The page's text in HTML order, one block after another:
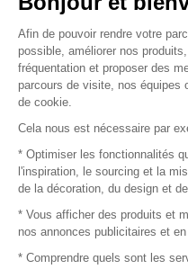
© 2016 –
Afin de pouvoir rendre votre
possible, améliorer nos
fréquentation et proposer des
parcours de visite, nos équipes
de cookie.
Cela nous est nécessaire par
* Optimiser les fonctionnalités
l'inspiration, le sourcing et la
de la décoration, du design et
* Vous afficher des produits et
nos annonces publicitaires et
* Comprendre quels sont les